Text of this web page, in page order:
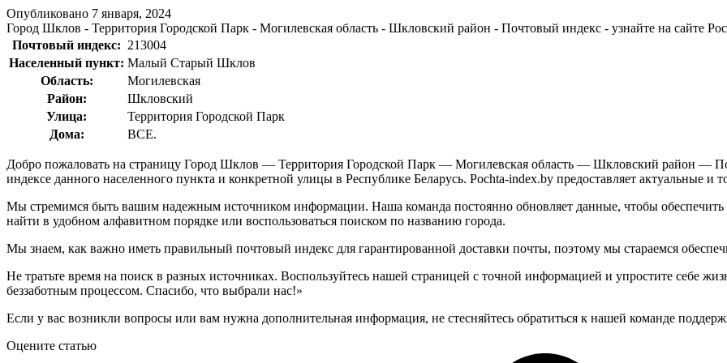
Опубликовано 7 января, 2024
Город Шклов - Территория Городской Парк - Могилевская область - Шкловский район - Почтовый индекс - узнайте на сайте
Почтовый индекс: 213004
Населенный пункт: Малый Старый Шклов
Область:
Могилевская
Район:
Шкловский
Улица:
Территория Городской Парк
Дома:
ВСЕ.
Добро пожаловать на страницу Город Шклов — Территория Городской Парк — Могилевская область — Шкловский район —
индексе данного населенного пункта и конкретной улицы в Республике Беларусь. Pochta-index.by предоставляет актуальные и
Мы стремимся быть вашим надежным источником информации. Наша команда постоянно обновляет данные, чтобы
найти в удобном алфавитном порядке или воспользоваться поиском по названию города.
Мы знаем, как важно иметь правильный почтовый индекс для гарантированной доставки почты, поэтому мы стараемся
Не тратьте время на поиск в разных источниках. Воспользуйтесь нашей страницей с точной информацией и упростите себе
беззаботным процессом. Спасибо, что выбрали нас!»
Если у вас возникли вопросы или вам нужна дополнительная информация, не стесняйтесь обратиться к нашей команде
Оцените статью